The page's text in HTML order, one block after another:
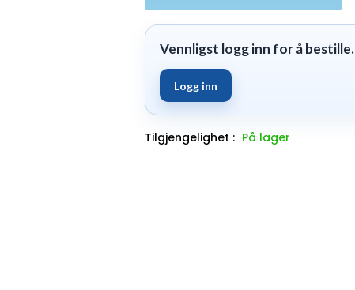
Vennligst logg inn for å bestille.
Logg inn
Tilgjengelighet : På lager